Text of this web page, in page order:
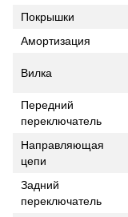
Покрышки
Амортизация
Вилка
Передний
переключатель
Направляющая
цепи
Задний
переключатель